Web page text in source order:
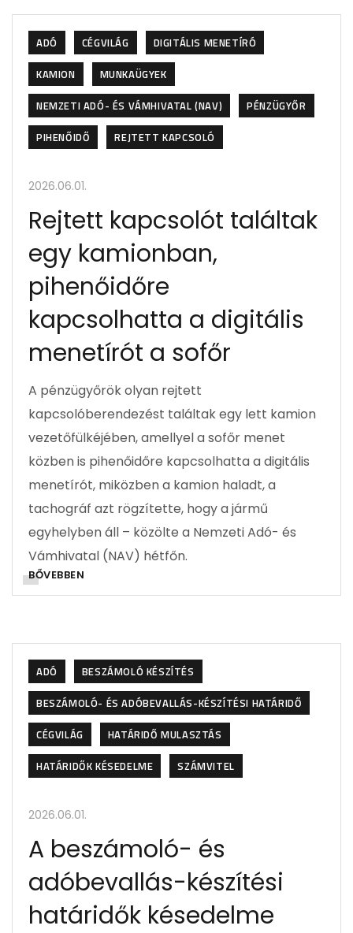
ADÓ CÉGVILÁG
DIGITÁLIS MENETÍRÓ
KAMION
MUNKAÜGYEK
NEMZETI ADÓ- ÉS VÁMHIVATAL (NAV)
PÉNZÜGYŐR
PIHENŐIDŐ
REJTETT KAPCSOLÓ
2026.06.01.
Rejtett kapcsolót találtak
egy kamionban,
pihenőidőre
kapcsolhatta a digitális
menetírót a sofőr
A pénzügyőrök olyan rejtett
kapcsolóberendezést találtak egy lett kamion
vezetőfülkéjében, amellyel a sofőr menet
közben is pihenőidőre kapcsolhatta a digitális
menetírót, miközben a kamion haladt, a
tachográf azt rögzítette, hogy a jármű
egyhelyben áll – közölte a Nemzeti Adó- és
Vámhivatal (NAV) hétfőn.
BŐVEBBEN
ADÓ
BESZÁMOLÓ KÉSZÍTÉS
BESZÁMOLÓ- ÉS ADÓBEVALLÁS-KÉSZÍTÉSI HATÁRIDŐ
CÉGVILÁG
HATÁRIDŐ MULASZTÁS
HATÁRIDŐK KÉSEDELME
SZÁMVITEL
2026.06.01.
A beszámoló- és
adóbevallás-készítési
határidők késedelme